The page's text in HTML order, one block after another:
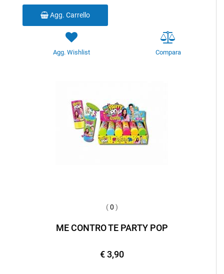
Agg. Carrello
Agg. Wishlist Compara
(0 )
ME CONTRO TE PARTY POP
€ 3,90